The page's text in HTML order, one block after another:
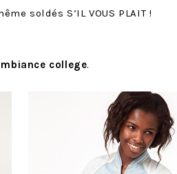
soldés S’IL VOUS PLAIT !
college.